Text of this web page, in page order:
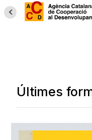
Últimes